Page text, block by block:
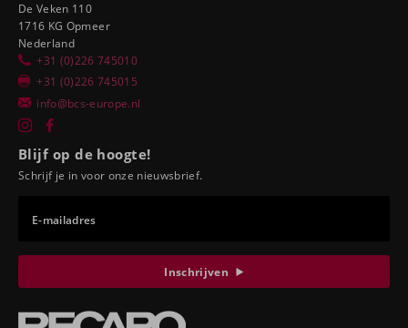
De Veken 110
1716 KG Opmeer
Nederland
+31 (0)226 745010
+31 (0)226 745015
info@bcs-europe.nl
Blijf op de hoogte!
Schrijf je in voor onze nieuwsbrief.
E-mailadres
Inschrijven